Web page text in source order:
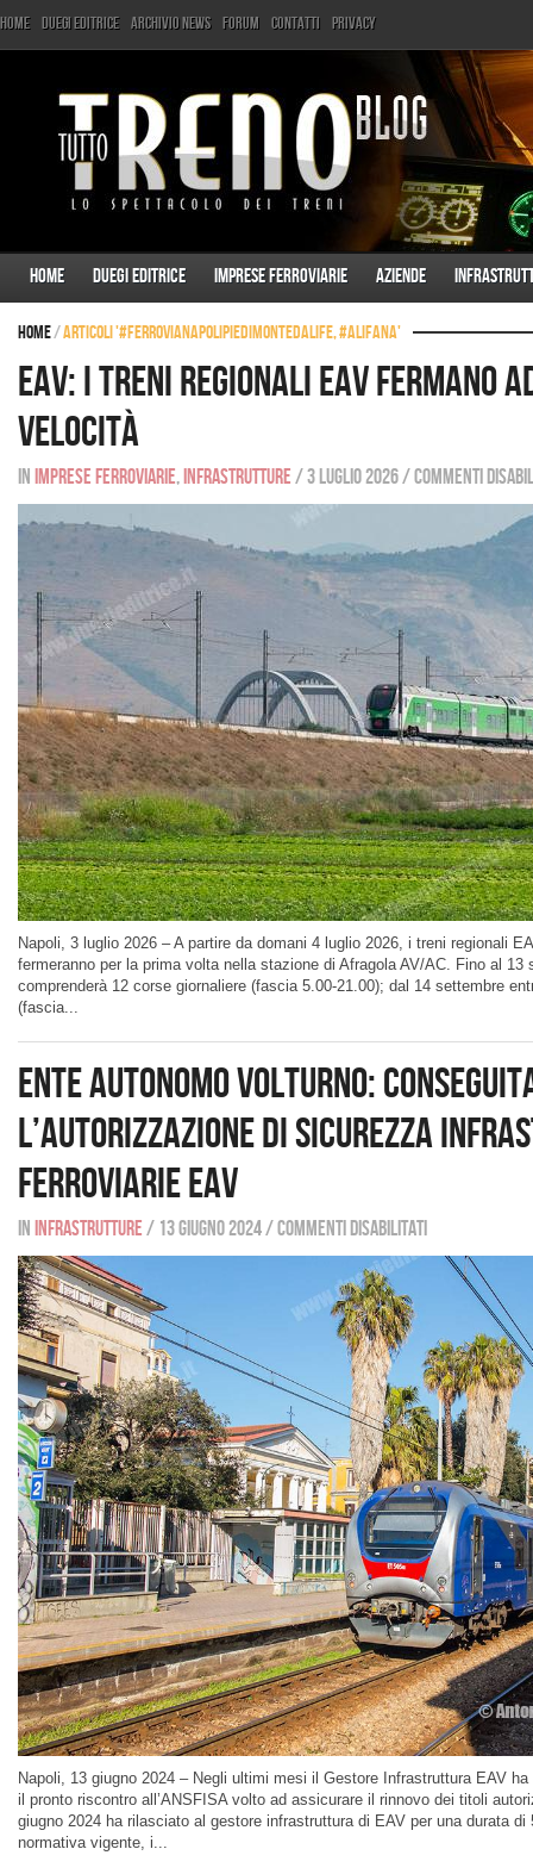
Home Duegi Editrice Archivio News Forum Contatti Privacy
Home Duegi Editrice Imprese ferroviarie Aziende
Home/Articoli '#FerroviaNapoliPiedimonteDAlife, #Alifana'
EAV: I treni regionali EAV fermano
velocità
In Imprese ferroviarie, Infrastrutture/3 luglio 2026/Commenti
Napoli, 3 luglio 2026 – A partire da domani 4 luglio 2026, i treni regionali
fermeranno per la prima volta nella stazione di Afragola AV/AC. Fino al 13
comprenderà 12 corse giornaliere (fascia 5.00-21.00); dal 14 settembre
(fascia...
Ente Autonomo Volturno:
l’Autorizzazione di Sicurezza
ferroviarie EAV
In Infrastrutture/ 13 giugno 2024/Commenti disabilitati
Napoli, 13 giugno 2024 – Negli ultimi mesi il Gestore Infrastruttura EAV
il pronto riscontro all’ANSFISA volto ad assicurare il rinnovo dei titoli
giugno 2024 ha rilasciato al gestore infrastruttura di EAV per una durata
normativa vigente, i...